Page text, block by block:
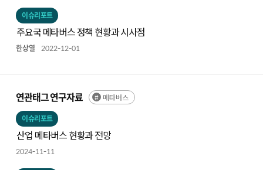
이슈리포트
주요국 메타버스 정책 현황과 시사점
한상열 2022-12-01
연관태그 연구자료 메타버스
이슈리포트
산업 메타버스 현황과 전망
2024-11-11